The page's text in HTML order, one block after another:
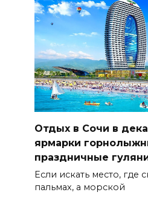
Отдых в Сочи в
ярмарки
праздничные
Если искать место, где
пальмах, а морской